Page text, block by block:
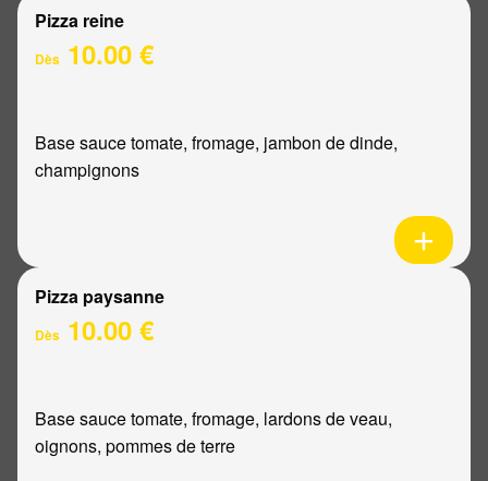
Pizza reine
Dès 10.00 €
Base sauce tomate, fromage, jambon de dinde,
champignons
Pizza paysanne
Dès 10.00 €
Base sauce tomate, fromage, lardons de veau,
oignons, pommes de terre